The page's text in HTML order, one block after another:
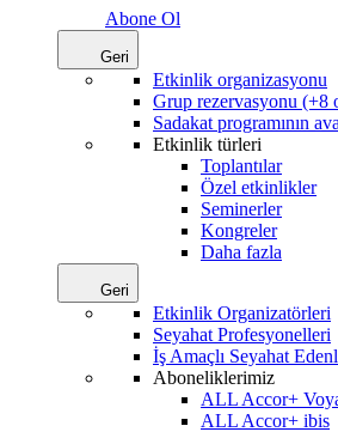
Abone Ol
Geri
Etkinlik organizasyonu
Grup rezervasyonu (+8
Sadakat programının
Etkinlik türleri
Toplantılar
Özel etkinlikler
Seminerler
Kongreler
Daha fazla
Geri
Etkinlik Organizatörleri
Seyahat Profesyonelleri
İş Amaçlı Seyahat
Aboneliklerimiz
ALL Accor+
ALL Accor+ ibis